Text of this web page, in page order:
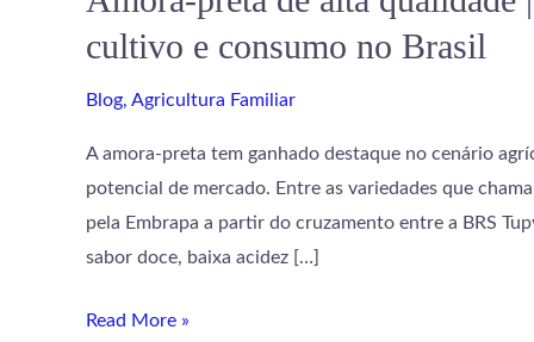
cultivo e consumo no Brasil
Blog, Agricultura Familiar
A amora-preta tem ganhado destaque no cenário
potencial de mercado. Entre as variedades que
pela Embrapa a partir do cruzamento entre a BRS
sabor doce, baixa acidez […]
perspectiva
para
cultivo
e
consumo
no
Brasil
Read More »